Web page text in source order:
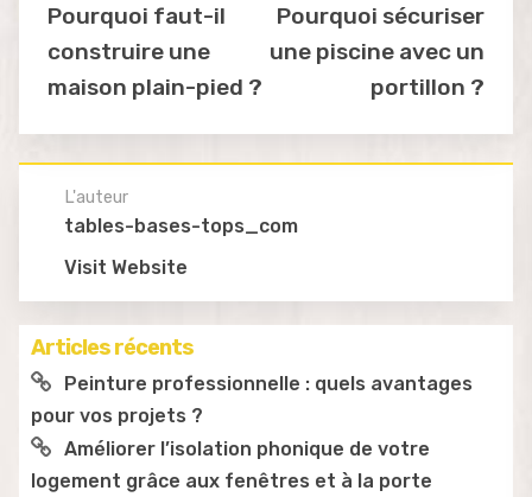
Pourquoi faut-il
construire une
maison plain-pied ?
Pourquoi sécuriser
une piscine avec un
portillon ?
L'auteur
tables-bases-tops_com
Visit Website
Articles récents
Peinture professionnelle : quels avantages
pour vos projets ?
Améliorer l’isolation phonique de votre
logement grâce aux fenêtres et à la porte